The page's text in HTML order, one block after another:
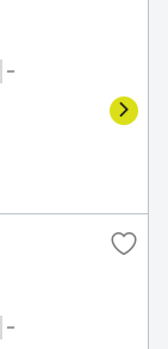
－
－